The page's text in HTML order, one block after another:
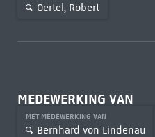
Oertel, Robert
MEDEWERKING VAN
MET MEDEWERKING VAN
Bernhard von Lindenau